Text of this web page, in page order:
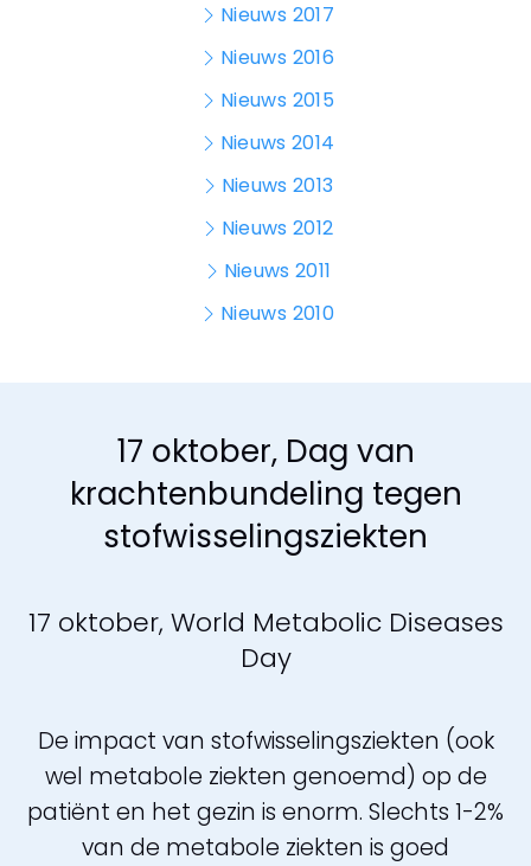
Nieuws 2017
Nieuws 2016
Nieuws 2015
Nieuws 2014
Nieuws 2013
Nieuws 2012
Nieuws 2011
Nieuws 2010
17 oktober, Dag van
krachtenbundeling tegen
stofwisselingsziekten
17 oktober, World Metabolic Diseases
Day
De impact van stofwisselingsziekten (ook
wel metabole ziekten genoemd) op de
patiënt en het gezin is enorm. Slechts 1-2%
van de metabole ziekten is goed